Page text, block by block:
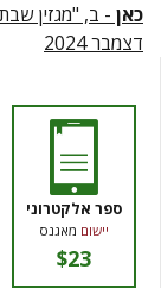
כאן - ב, "מגזין
דצמבר 2024
ספר אלקטרוני
יישום מאגנס
$23